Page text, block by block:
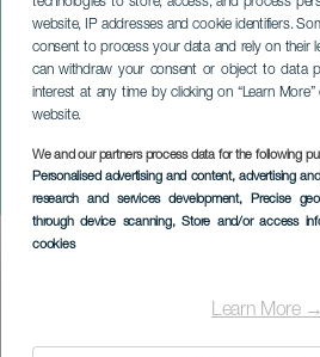
technologies to store, access, and process
website, IP addresses and cookie identifiers.
consent to process your data and rely on their
can withdraw your consent or object to data
interest at any time by clicking on “Learn
website.
We and our partners process data for the following
Personalised advertising and content, advertising
research and services development, Precise
through device scanning, Store and/or access
cookies
Learn More →
Tablao Flamenco
LA PALMA
Imagen